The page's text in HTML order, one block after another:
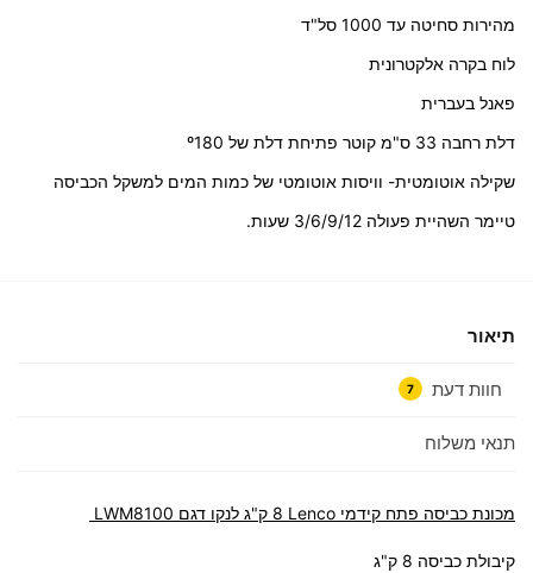
מהירות סחיטה עד 1000 סל"ד
לוח בקרה אלקטרונית
פאנל בעברית
דלת רחבה 33 ס"מ קוטר פתיחת דלת של º180
שקילה אוטומטית- וויסות אוטומטי של כמות המים למשקל הכביסה
טיימר השהיית פעולה 3/6/9/12 שעות.
תיאור
חוות דעת 7
תנאי משלוח
מכונת כביסה ‏פתח קידמי Lenco ‏8 ‏ק"ג לנקו דגם LWM8100
קיבולת כביסה 8 ק"ג